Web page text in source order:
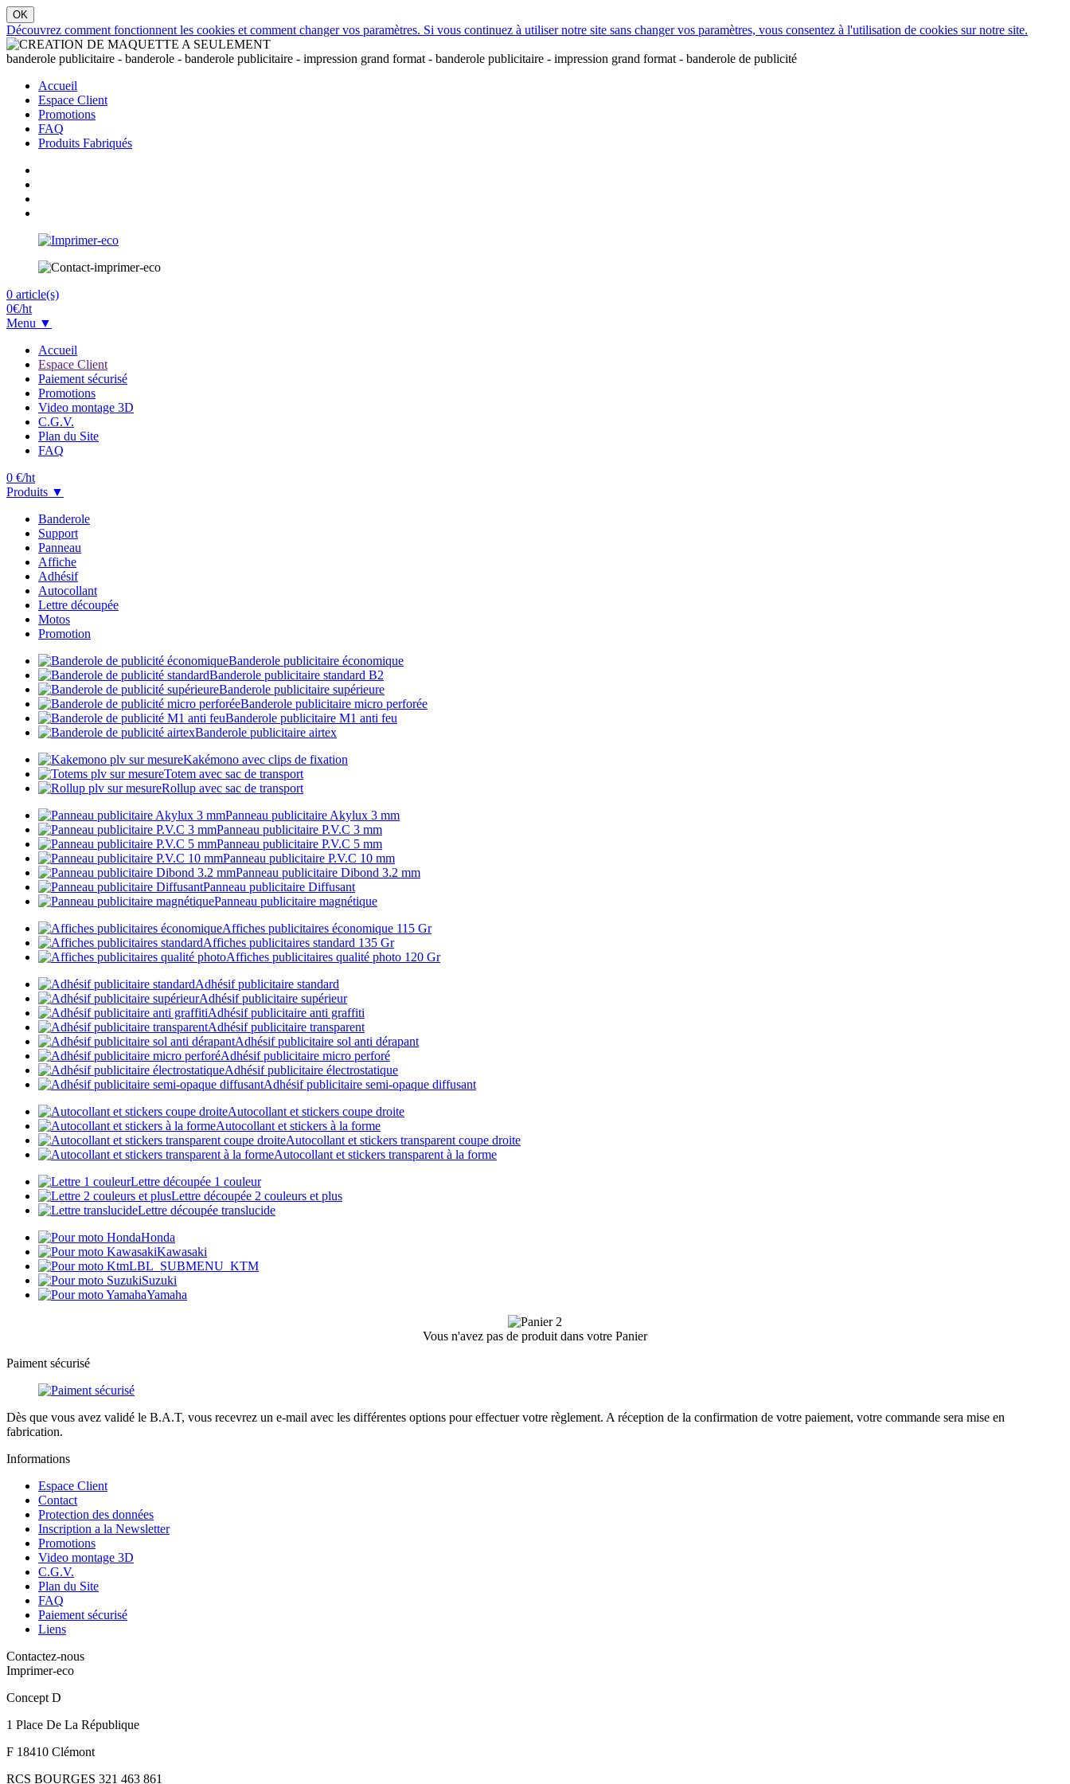
Découvrez comment fonctionnent les cookies et comment changer vos paramètres. Si vous continuez à utiliser notre site sans changer vos paramètres, vous consentez à l'utilisation de cookies sur notre site.
banderole publicitaire - banderole - banderole publicitaire - impression grand format - banderole publicitaire - impression grand format - banderole de publicité
Accueil
Espace Client
Promotions
FAQ
Produits Fabriqués
0 article(s)
0€/ht
Menu ▼
Accueil
Espace Client
Paiement sécurisé
Promotions
Video montage 3D
C.G.V.
Plan du Site
FAQ
0 €/ht
Produits ▼
Banderole
Support
Panneau
Affiche
Adhésif
Autocollant
Lettre découpée
Motos
Promotion
Banderole publicitaire économique
Banderole publicitaire standard B2
Banderole publicitaire supérieure
Banderole publicitaire micro perforée
Banderole publicitaire M1 anti feu
Banderole publicitaire airtex
Kakémono avec clips de fixation
Totem avec sac de transport
Rollup avec sac de transport
Panneau publicitaire Akylux 3 mm
Panneau publicitaire P.V.C 3 mm
Panneau publicitaire P.V.C 5 mm
Panneau publicitaire P.V.C 10 mm
Panneau publicitaire Dibond 3.2 mm
Panneau publicitaire Diffusant
Panneau publicitaire magnétique
Affiches publicitaires économique 115 Gr
Affiches publicitaires standard 135 Gr
Affiches publicitaires qualité photo 120 Gr
Adhésif publicitaire standard
Adhésif publicitaire supérieur
Adhésif publicitaire anti graffiti
Adhésif publicitaire transparent
Adhésif publicitaire sol anti dérapant
Adhésif publicitaire micro perforé
Adhésif publicitaire électrostatique
Adhésif publicitaire semi-opaque diffusant
Autocollant et stickers coupe droite
Autocollant et stickers à la forme
Autocollant et stickers transparent coupe droite
Autocollant et stickers transparent à la forme
Lettre découpée 1 couleur
Lettre découpée 2 couleurs et plus
Lettre découpée translucide
Honda
Kawasaki
LBL_SUBMENU_KTM
Suzuki
Yamaha
Vous n'avez pas de produit dans votre Panier
Paiment sécurisé
Dès que vous avez validé le B.A.T, vous recevrez un e-mail avec les différentes options pour effectuer votre règlement. A réception de la confirmation de votre paiement, votre commande sera mise en
fabrication.
Informations
Espace Client
Contact
Protection des données
Inscription a la Newsletter
Promotions
Video montage 3D
C.G.V.
Plan du Site
FAQ
Paiement sécurisé
Liens
Contactez-nous
Imprimer-eco
Concept D
1 Place De La République
F 18410 Clémont
RCS BOURGES 321 463 861